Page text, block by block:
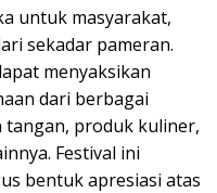
untuk masyarakat,
sekadar pameran.
menyaksikan
dari berbagai
tangan, produk kuliner,
Festival ini
bentuk apresiasi atas